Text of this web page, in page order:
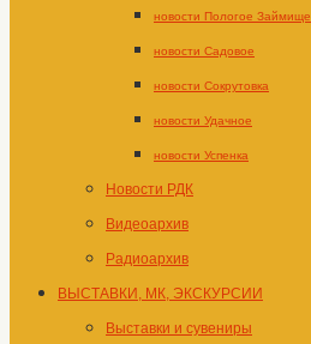
новости Пологое Займище
новости Садовое
новости Сокрутовка
новости Удачное
новости Успенка
Новости РДК
Видеоархив
Радиоархив
ВЫСТАВКИ, МК, ЭКСКУРСИИ
Выставки и сувениры